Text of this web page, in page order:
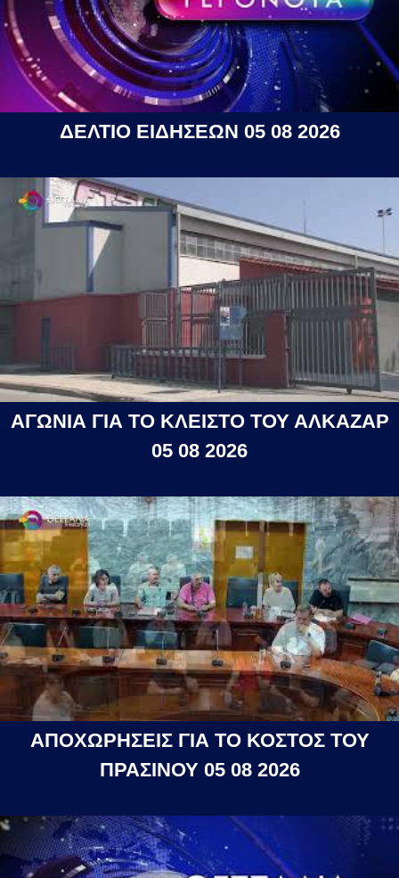
ΔΕΛΤΙΟ ΕΙΔΗΣΕΩΝ 05 08 2026
ΑΓΩΝΙΑ ΓΙΑ ΤΟ ΚΛΕΙΣΤΟ ΤΟΥ ΑΛΚΑΖΑΡ
05 08 2026
ΑΠΟΧΩΡΗΣΕΙΣ ΓΙΑ ΤΟ ΚΟΣΤΟΣ ΤΟΥ
ΠΡΑΣΙΝΟΥ 05 08 2026